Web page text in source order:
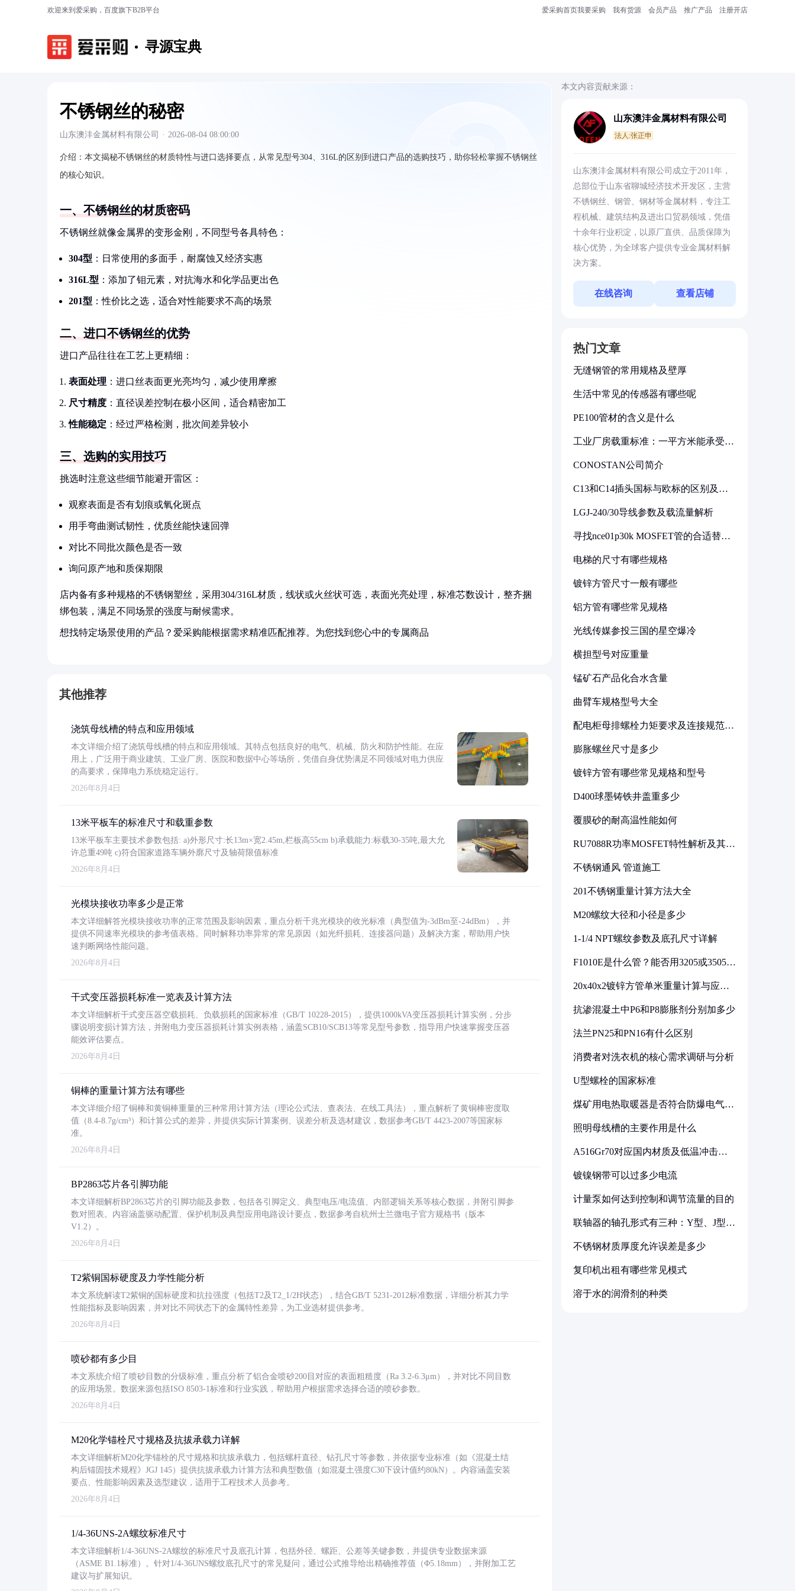
欢迎来到爱采购，百度旗下B2B平台 爱采购首页我要采购 我有货源 会员产品 推广产品 注册开店
寻源宝典
不锈钢丝的秘密
山东澳沣金属材料有限公司 · 2026-08-04 08:00:00
介绍： 本文揭秘不锈钢丝的材质特性与进口选择要点，从常见型号304、316L的区别到进口产品的选购技巧，助你轻松掌握不锈钢丝
的核心知识。
一、不锈钢丝的材质密码
不锈钢丝就像金属界的变形金刚，不同型号各具特色：
304型 ：日常使用的多面手，耐腐蚀又经济实惠
316L型 ：添加了钼元素，对抗海水和化学品更出色
201型 ：性价比之选，适合对性能要求不高的场景
二、进口不锈钢丝的优势
进口产品往往在工艺上更精细：
表面处理 ：进口丝表面更光亮均匀，减少使用摩擦
尺寸精度 ：直径误差控制在极小区间，适合精密加工
性能稳定 ：经过严格检测，批次间差异较小
三、选购的实用技巧
挑选时注意这些细节能避开雷区：
观察表面是否有划痕或氧化斑点
用手弯曲测试韧性，优质丝能快速回弹
对比不同批次颜色是否一致
询问原产地和质保期限
店内备有多种规格的不锈钢塑丝，采用304/316L材质，线状或火丝状可选，表面光亮处理，标准芯数设计，整齐捆
绑包装，满足不同场景的强度与耐候需求。
想找特定场景使用的产品？爱采购能根据需求精准匹配推荐。为您找到您心中的专属商品
其他推荐
浇筑母线槽的特点和应用领域
本文详细介绍了浇筑母线槽的特点和应用领域。其特点包括良好的电气、机械、防火和防护性能。在应
用上，广泛用于商业建筑、工业厂房、医院和数据中心等场所，凭借自身优势满足不同领域对电力供应
的高要求，保障电力系统稳定运行。
2026年8月4日
13米平板车的标准尺寸和载重参数
13米平板车主要技术参数包括: a)外形尺寸:长13m×宽2.45m,栏板高55cm b)承载能力:标载30-35吨,最大允
许总重49吨 c)符合国家道路车辆外廓尺寸及轴荷限值标准
2026年8月4日
光模块接收功率多少是正常
本文详细解答光模块接收功率的正常范围及影响因素，重点分析千兆光模块的收光标准（典型值为-3dBm至-24dBm），并
提供不同速率光模块的参考值表格。同时解释功率异常的常见原因（如光纤损耗、连接器问题）及解决方案，帮助用户快
速判断网络性能问题。
2026年8月4日
干式变压器损耗标准一览表及计算方法
本文详细解析干式变压器空载损耗、负载损耗的国家标准（GB/T 10228-2015），提供1000kVA变压器损耗计算实例，分步
骤说明变损计算方法，并附电力变压器损耗计算实例表格，涵盖SCB10/SCB13等常见型号参数，指导用户快速掌握变压器
能效评估要点。
2026年8月4日
铜棒的重量计算方法有哪些
本文详细介绍了铜棒和黄铜棒重量的三种常用计算方法（理论公式法、查表法、在线工具法），重点解析了黄铜棒密度取
值（8.4-8.7g/cm³）和计算公式的差异，并提供实际计算案例、误差分析及选材建议，数据参考GB/T 4423-2007等国家标
准。
2026年8月4日
BP2863芯片各引脚功能
本文详细解析BP2863芯片的引脚功能及参数，包括各引脚定义、典型电压/电流值、内部逻辑关系等核心数据，并附引脚参
数对照表。内容涵盖驱动配置、保护机制及典型应用电路设计要点，数据参考自杭州士兰微电子官方规格书（版本
V1.2）。
2026年8月4日
T2紫铜国标硬度及力学性能分析
本文系统解读T2紫铜的国标硬度和抗拉强度（包括T2及T2_1/2H状态），结合GB/T 5231-2012标准数据，详细分析其力学
性能指标及影响因素，并对比不同状态下的金属特性差异，为工业选材提供参考。
2026年8月4日
喷砂都有多少目
本文系统介绍了喷砂目数的分级标准，重点分析了铝合金喷砂200目对应的表面粗糙度（Ra 3.2-6.3μm），并对比不同目数
的应用场景。数据来源包括ISO 8503-1标准和行业实践，帮助用户根据需求选择合适的喷砂参数。
2026年8月4日
M20化学锚栓尺寸规格及抗拔承载力详解
本文详细解析M20化学锚栓的尺寸规格和抗拔承载力，包括螺杆直径、钻孔尺寸等参数，并依据专业标准（如《混凝土结
构后锚固技术规程》JGJ 145）提供抗拔承载力计算方法和典型数值（如混凝土强度C30下设计值约80kN）。内容涵盖安装
要点、性能影响因素及选型建议，适用于工程技术人员参考。
2026年8月4日
1/4-36UNS-2A螺纹标准尺寸
本文详细解析1/4-36UNS-2A螺纹的标准尺寸及底孔计算，包括外径、螺距、公差等关键参数，并提供专业数据来源
（ASME B1.1标准）。针对1/4-36UNS螺纹底孔尺寸的常见疑问，通过公式推导给出精确推荐值（Φ5.18mm），并附加工艺
建议与扩展知识。
本文内容贡献来源：
山东澳沣金属材料有限公司
法人:张正申
山东澳沣金属材料有限公司成立于2011年，
总部位于山东省聊城经济技术开发区，主营
不锈钢丝、钢管、钢材等金属材料，专注工
程机械、建筑结构及进出口贸易领域，凭借
十余年行业积淀，以原厂直供、品质保障为
核心优势，为全球客户提供专业金属材料解
决方案。
在线咨询 查看店铺
热门文章
无缝钢管的常用规格及壁厚
生活中常见的传感器有哪些呢
PE100管材的含义是什么
工业厂房载重标准：一平方米能承受多
CONOSTAN公司简介
C13和C14插头国标与欧标的区别及其
LGJ-240/30导线参数及载流量解析
寻找nce01p30k MOSFET管的合适替代
电梯的尺寸有哪些规格
镀锌方管尺寸一般有哪些
铝方管有哪些常见规格
光线传媒参投三国的星空爆冷
横担型号对应重量
锰矿石产品化合水含量
曲臂车规格型号大全
配电柜母排螺栓力矩要求及连接规范详
膨胀螺丝尺寸是多少
镀锌方管有哪些常见规格和型号
D400球墨铸铁井盖重多少
覆膜砂的耐高温性能如何
RU7088R功率MOSFET特性解析及其在
不锈钢通风 管道施工
201不锈钢重量计算方法大全
M20螺纹大径和小径是多少
1-1/4 NPT螺纹参数及底孔尺寸详解
F1010E是什么管？能否用3205或3505代
20x40x2镀锌方管单米重量计算与应用
抗渗混凝土中P6和P8膨胀剂分别加多少
法兰PN25和PN16有什么区别
消费者对洗衣机的核心需求调研与分析
U型螺栓的国家标准
煤矿用电热取暖器是否符合防爆电气设
照明母线槽的主要作用是什么
A516Gr70对应国内材质及低温冲击要
镀镍钢带可以过多少电流
计量泵如何达到控制和调节流量的目的
联轴器的轴孔形式有三种：Y型、J型、
不锈钢材质厚度允许误差是多少
复印机出租有哪些常见模式
溶于水的润滑剂的种类